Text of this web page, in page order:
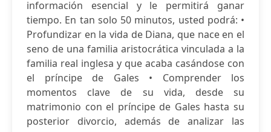
información esencial y le permitirá ganar
tiempo. En tan solo 50 minutos, usted podrá: •
Profundizar en la vida de Diana, que nace en el
seno de una familia aristocrática vinculada a la
familia real inglesa y que acaba casándose con
el príncipe de Gales • Comprender los
momentos clave de su vida, desde su
matrimonio con el príncipe de Gales hasta su
posterior divorcio, además de analizar las